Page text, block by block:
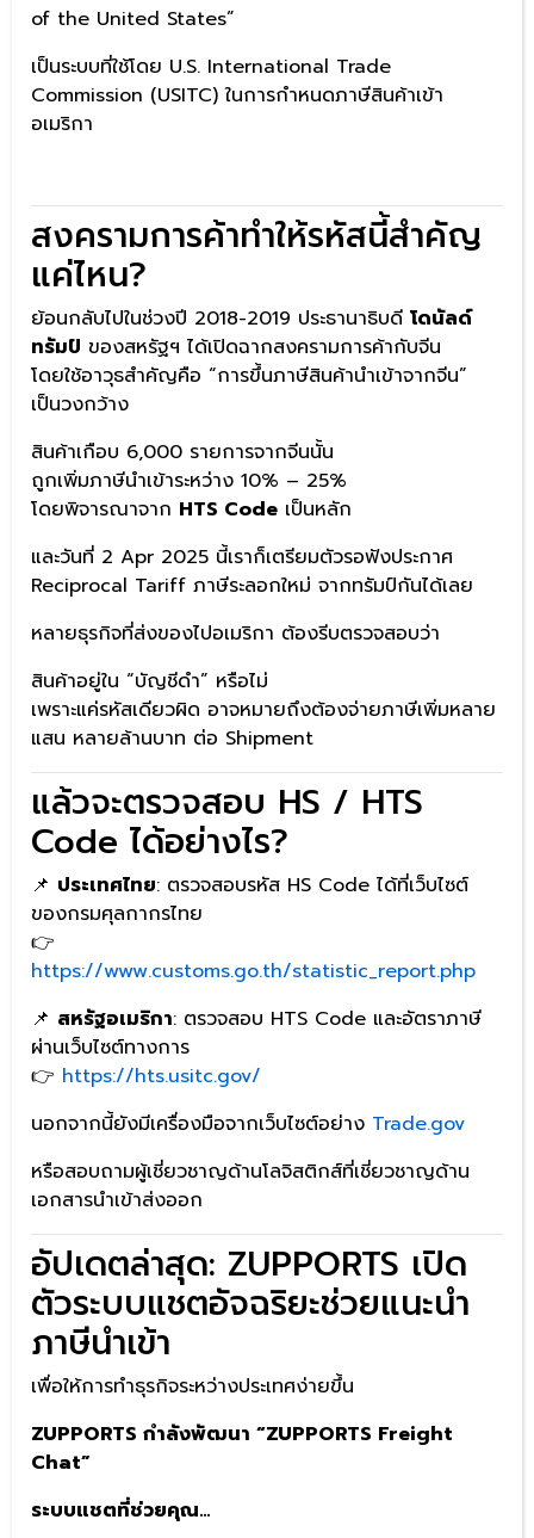
of the United States”
เป็นระบบที่ใช้โดย U.S. International Trade
Commission (USITC) ในการกำหนดภาษีสินค้าเข้า
อเมริกา
สงครามการค้าทำให้รหัสนี้สำคัญ
แค่ไหน?
ย้อนกลับไปในช่วงปี 2018-2019 ประธานาธิบดี โดนัลด์
ทรัมป์ ของสหรัฐฯ ได้เปิดฉากสงครามการค้ากับจีน
โดยใช้อาวุธสำคัญคือ “การขึ้นภาษีสินค้านำเข้าจากจีน”
เป็นวงกว้าง
สินค้าเกือบ 6,000 รายการจากจีนนั้น
ถูกเพิ่มภาษีนำเข้าระหว่าง 10% – 25%
โดยพิจารณาจาก HTS Code เป็นหลัก
และวันที่ 2 Apr 2025 นี้เราก็เตรียมตัวรอฟังประกาศ
Reciprocal Tariff ภาษีระลอกใหม่ จากทรัมป์กันได้เลย
หลายธุรกิจที่ส่งของไปอเมริกา ต้องรีบตรวจสอบว่า
สินค้าอยู่ใน “บัญชีดำ” หรือไม่
เพราะแค่รหัสเดียวผิด อาจหมายถึงต้องจ่ายภาษีเพิ่มหลาย
แสน หลายล้านบาท ต่อ Shipment
แล้วจะตรวจสอบ HS / HTS
Code ได้อย่างไร?
📌 ประเทศไทย: ตรวจสอบรหัส HS Code ได้ที่เว็บไซต์
ของกรมศุลกากรไทย
👉
https://www.customs.go.th/statistic_report.php
📌 สหรัฐอเมริกา: ตรวจสอบ HTS Code และอัตราภาษี
ผ่านเว็บไซต์ทางการ
👉 https://hts.usitc.gov/
นอกจากนี้ยังมีเครื่องมือจากเว็บไซต์อย่าง Trade.gov
หรือสอบถามผู้เชี่ยวชาญด้านโลจิสติกส์ที่เชี่ยวชาญด้าน
เอกสารนำเข้าส่งออก
อัปเดตล่าสุด: ZUPPORTS เปิด
ตัวระบบแชตอัจฉริยะช่วยแนะนำ
ภาษีนำเข้า
เพื่อให้การทำธุรกิจระหว่างประเทศง่ายขึ้น
ZUPPORTS กำลังพัฒนา “ZUPPORTS Freight
Chat”
ระบบแชตที่ช่วยคุณ…